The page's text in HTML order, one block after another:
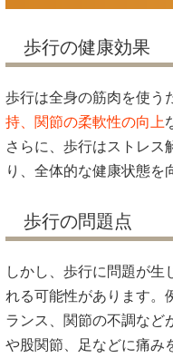
歩行の健康効果
歩行は全身の筋肉を使う
持、関節の柔軟性の向上
さらに、歩行はストレス
り、全体的な健康状態を
歩行の問題点
しかし、歩行に問題が生
れる可能性があります。
ランス、関節の不調など
や股関節、足などに痛み